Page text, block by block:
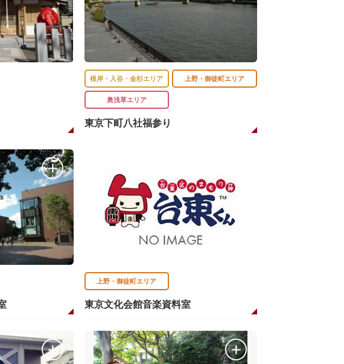
根岸・入谷・金杉エリア 上野・御徒町エリア
奥浅草エリア
東京下町八社福参り
上野・御徒町エリア
東京文化会館音楽資料室